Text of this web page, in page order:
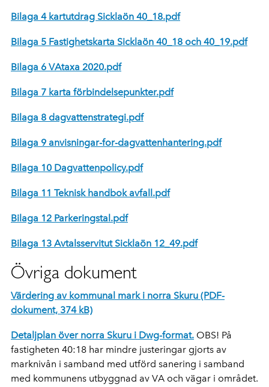
Bilaga 4 kartutdrag Sicklaön 40_18.pdf
Bilaga 5 Fastighetskarta Sicklaön 40_18 och 40_19.pdf
Bilaga 6 VAtaxa 2020.pdf
Bilaga 7 karta förbindelsepunkter.pdf
Bilaga 8 dagvattenstrategi.pdf
Bilaga 9 anvisningar-for-dagvattenhantering.pdf
Bilaga 10 Dagvattenpolicy.pdf
Bilaga 11 Teknisk handbok avfall.pdf
Bilaga 12 Parkeringstal.pdf
Bilaga 13 Avtalsservitut Sicklaön 12_49.pdf
Övriga dokument
Värdering av kommunal mark i norra Skuru (PDF-
dokument, 374 kB)
Detaljplan över norra Skuru i Dwg-format. OBS! På
fastigheten 40:18 har mindre justeringar gjorts av
marknivån i samband med utförd sanering i samband
med kommunens utbyggnad av VA och vägar i området.